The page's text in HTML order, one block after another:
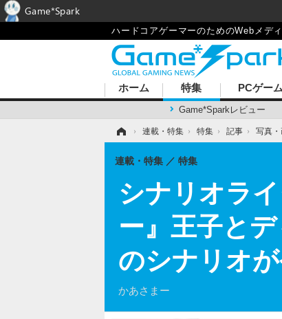
ハードコアゲーマーのためのWebメデ
ホーム 特集
Game*Sparkレビュー
PCゲーム
› 連載・特集 › 特集 › 記事 › 写真
シナリオラ
ー』王子と
のシナリオ
かあさまー
連載・特集 特集
Game*Spark